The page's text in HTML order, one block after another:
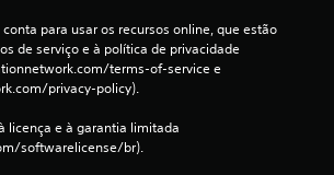
ç
conta para usar os recursos online, que estão
de serviço e à política de privacidade
terms-of-service e
privacy-policy).
licença e à garantia limitada
softwarelicense/br).